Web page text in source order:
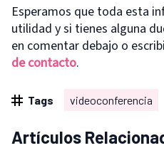
Esperamos que toda esta
utilidad y si tienes alguna
en comentar debajo o
de contacto.
Tags videoconferencia
Artículos